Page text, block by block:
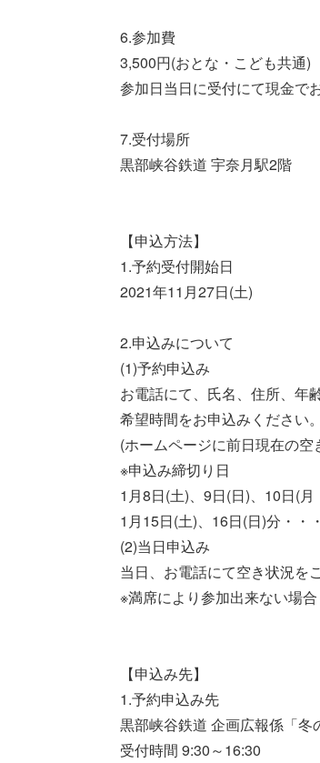
6.参加費
3,500円(おとな・こども共通)
参加日当日に受付にて現金で
7.受付場所
黒部峡谷鉄道 宇奈月駅2階
【申込方法】
1.予約受付開始日
2021年11月27日(土)
2.申込みについて
(1)予約申込み
お電話にて、氏名、住所、年
希望時間をお申込みください。
(ホームページに前日現在の
※申込み締切り日
1月8日(土)、9日(日)、10日(
1月15日(土)、16日(日)分・・
(2)当日申込み
当日、お電話にて空き状況を
※満席により参加出来ない場
【申込み先】
1.予約申込み先
黒部峡谷鉄道 企画広報係「
受付時間 9:30～16:30